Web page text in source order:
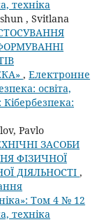
техніка
, Svitlana
, Електронне
освіта,
Pavlo
ЗАСОБИ
ФІЗИЧНОЇ
ДІЯЛЬНОСТІ ,
Том 4 № 12
техніка